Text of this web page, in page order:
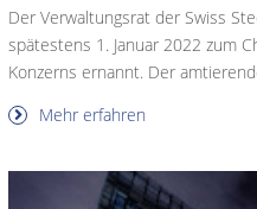
Der Verwaltungsrat der Swiss
spätestens 1. Januar 2022 zum
Konzerns ernannt. Der
Mehr erfahren